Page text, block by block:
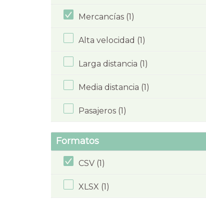
Mercancías (1)
Alta velocidad (1)
Larga distancia (1)
Media distancia (1)
Pasajeros (1)
Formatos
CSV (1)
XLSX (1)